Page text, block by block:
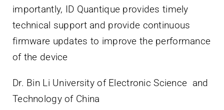
importantly, ID Quantique provides timely
technical support and provide continuous
firmware updates to improve the performance
of the device
Dr. Bin Li University of Electronic Science and
Technology of China